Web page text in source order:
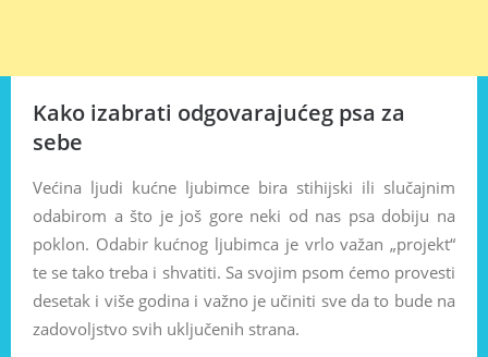
Kako izabrati odgovarajućeg psa za
sebe
Većina ljudi kućne ljubimce bira stihijski ili slučajnim
odabirom a što je još gore neki od nas psa dobiju na
poklon. Odabir kućnog ljubimca je vrlo važan „projekt“
te se tako treba i shvatiti. Sa svojim psom ćemo provesti
desetak i više godina i važno je učiniti sve da to bude na
zadovoljstvo svih uključenih strana.